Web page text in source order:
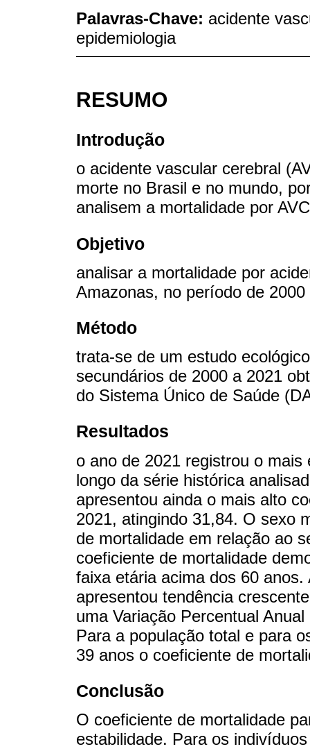
Palavras-Chave: acidente
epidemiologia
RESUMO
Introdução
o acidente vascular cerebral
morte no Brasil e no mundo,
analisem a mortalidade por
Objetivo
analisar a mortalidade por
Amazonas, no período de 2000
Método
trata-se de um estudo
secundários de 2000 a 2021
do Sistema Único de Saúde
Resultados
o ano de 2021 registrou o
longo da série histórica
apresentou ainda o mais alto
2021, atingindo 31,84. O sexo
de mortalidade em relação ao
coeficiente de mortalidade
faixa etária acima dos 60
apresentou tendência
uma Variação Percentual
Para a população total e para
39 anos o coeficiente de
Conclusão
O coeficiente de mortalidade
estabilidade. Para os